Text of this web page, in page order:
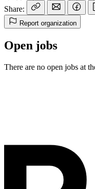
Share:
Report organization
Open jobs
There are no open jobs at